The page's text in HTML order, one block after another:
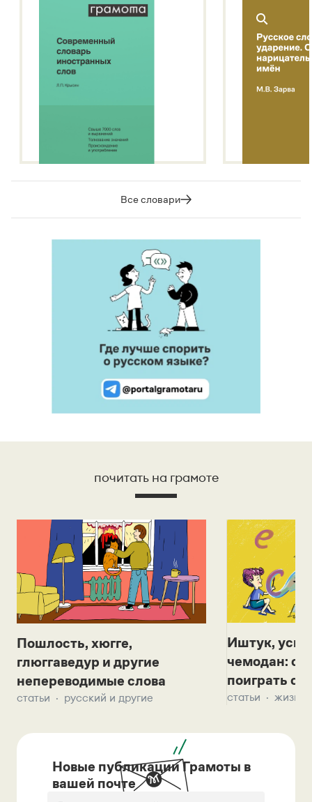
Все словари
почитать на грамоте
Пошлость, хюгге,
глюггаведур и другие
непереводимые слова
статьи русский и другие
Иштук,
чемодан:
поиграть с
статьи жизнь
Новые публикации Грамоты в
вашей почте